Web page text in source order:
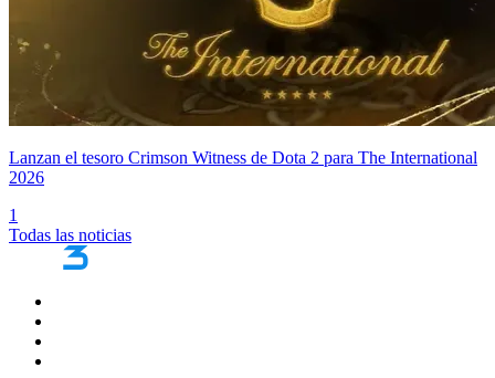
Lanzan el tesoro Crimson Witness de Dota 2 para The International
2026
1
Todas las noticias